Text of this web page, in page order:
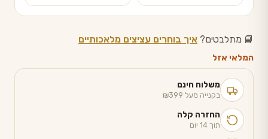
המקורי
היה:
הנוכחי
הוא:
המקורי
היה:
הנוכחי
הוא:
📘 מתלבטים? איך בוחרים עציצים מלאכותיים
המלאי אזל
משלוח חינם
בקנייה מעל ₪399
החזרה קלה
תוך 14 יום